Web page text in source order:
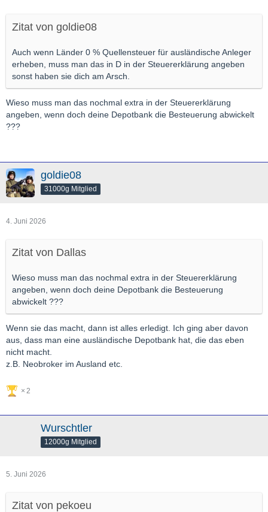
(Beispiele: Apple, Microsoft, Realty Income)
Bedingung:Einmalige Bestätigung des W-8BEN-
Formulars bei Depoteröffnung (macht fast jeder
Broker automatisch).
Niederlande(Beispiele: ASML, ING Groep, Ahold
Delhaize)
Japan(Beispiele: Toyota, Sony, Nintendo)
Südafrika
⚠️WARNHINWEIS: HIER DROHT BÜROKRATIE (ZUM
VERGLEICH)
Die deutsche Bank verrechnet nur 15 %. Den Rest müssen Sie
Schweiz: 35 % Quellensteuer (20 % müssen aufwendig
Irland : 25 % Quellensteuer (z. B. FBD Holdings –
Vorabbefreiung/Rückforderung nötig)
Frankreich / Spanien / Österreich / Italien
Steuersätze, Rückforderung oft langwierig und teuer.
Dies wird leider bei den "Empfehlungen" der Börsenzeitungen
und -Briefe nicht erwähnt, dass viel Geld in den jeweiligen
solchen Empfehlungen von Dividendenaktien auch immer eine
steuerliche Betrachtung wünschen.
Zitat von goldie08
Auch wenn Länder 0 % Quellensteuer für ausländische Anleger
erheben, muss man das in D in der Steuererklärung angeben
sonst haben sie dich am Arsch.
Wieso muss man das nochmal extra in der Steuererklärung
angeben, wenn doch deine Depotbank die Besteuerung abwickelt
???
goldie08
31000g Mitglied
4. Juni 2026
Zitat von Dallas
Wieso muss man das nochmal extra in der Steuererklärung
angeben, wenn doch deine Depotbank die Besteuerung
abwickelt ???
Wenn sie das macht, dann ist alles erledigt. Ich ging aber davon
aus, dass man eine ausländische Depotbank hat, die das eben
nicht macht.
z.B. Neobroker im Ausland etc.
2
Wurschtler
12000g Mitglied
5. Juni 2026
Zitat von pekoeu